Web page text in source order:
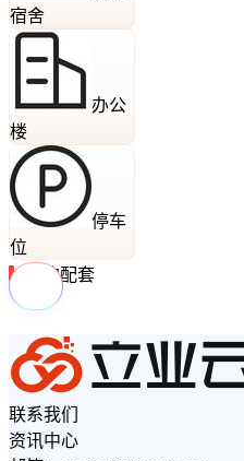
宿舍
办公
楼
停车
位
周边配套
联系我们
资讯中心